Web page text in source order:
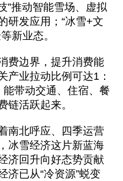
”推动智能雪场、虚拟
研发应用；“冰雪+文
新业态。
费边界，提升消费能
产业拉动比例可达1：
带动交通、住宿、餐
链活跃起来。
南北呼应、四季运营
冰雪经济这片新蓝海
济回升向好态势贡献
济已从“冷资源”蜕变